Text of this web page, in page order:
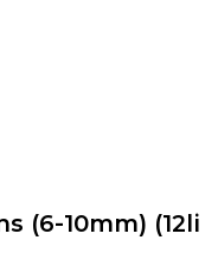
(6-10mm) (12li